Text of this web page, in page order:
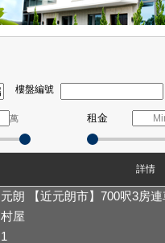
樓盤編號
萬 租金
詳情
元朗 【近元朗市】700呎3房連
村屋
1